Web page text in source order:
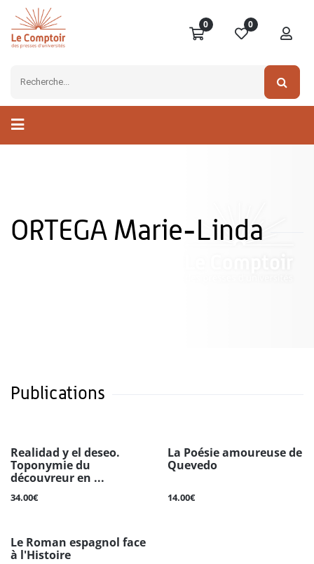
0 0
ORTEGA Marie-Linda
Publications
Realidad y el deseo.
Toponymie du
découvreur en ...
34.00€
La Poésie amoureuse de
Quevedo
14.00€
Le Roman espagnol face
à l'Histoire